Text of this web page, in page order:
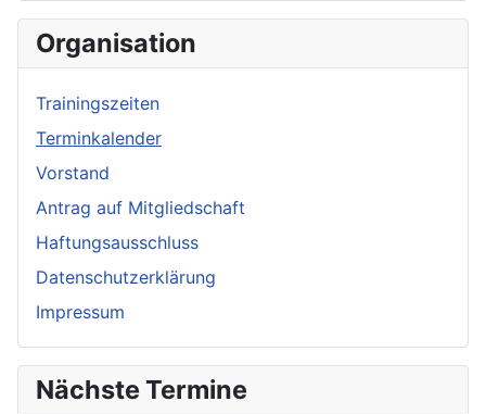
Organisation
Trainingszeiten
Terminkalender
Vorstand
Antrag auf Mitgliedschaft
Haftungsausschluss
Datenschutzerklärung
Impressum
Nächste Termine